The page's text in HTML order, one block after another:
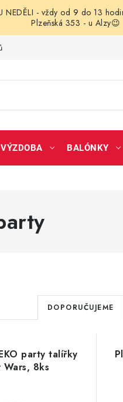
NEDĚLI - vždy od 9 do 13
Plzeňská 353 - u Alzy😉
BALÓNKY
Ř
a
z
e
DOPORUČUJEME
party talířky
Wars, 8ks